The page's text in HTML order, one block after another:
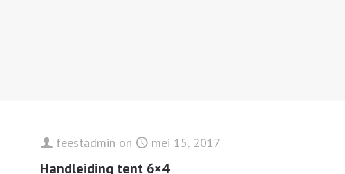
feestadmin on mei 15, 2017
Handleiding tent 6×4